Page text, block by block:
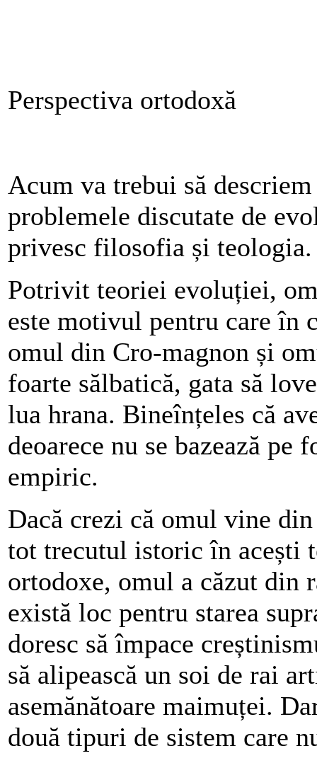
Perspectiva ortodoxă
Acum va trebui să
problemele discutate de
privesc filosofia și teologia.
Potrivit teoriei evoluției,
este motivul pentru care în
omul din Cro-magnon și
foarte sălbatică, gata să
lua hrana. Bineînțeles că
deoarece nu se bazează
empiric.
Dacă crezi că omul vine
tot trecutul istoric în
ortodoxe, omul a căzut
există loc pentru starea
doresc să împace
să alipească un soi de rai
asemănătoare maimuței.
două tipuri de sistem care